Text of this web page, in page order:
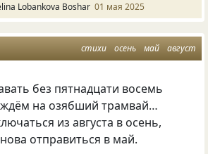
Lobankova Boshar 01 мая 2025
стихи осень май август
без пятнадцати восемь
на озябший трамвай…
из августа в осень,
отправиться в май.